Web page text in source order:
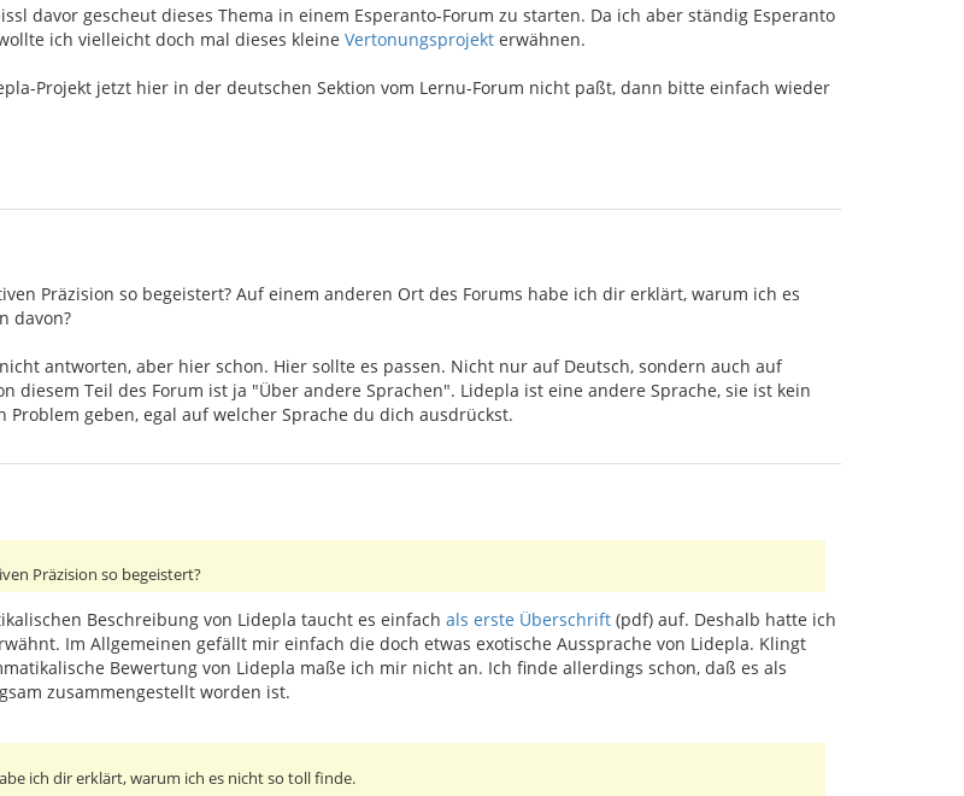
davor gescheut dieses Thema in einem Esperanto-Forum zu starten. Da ich aber ständig Esperanto
ich vielleicht doch mal dieses kleine Vertonungsprojekt erwähnen.
Projekt jetzt hier in der deutschen Sektion vom Lernu-Forum nicht paßt, dann bitte einfach wieder
Präzision so begeistert? Auf einem anderen Ort des Forums habe ich dir erklärt, warum ich es
davon?
antworten, aber hier schon. Hier sollte es passen. Nicht nur auf Deutsch, sondern auch auf
diesem Teil des Forum ist ja "Über andere Sprachen". Lidepla ist eine andere Sprache, sie ist kein
Problem geben, egal auf welcher Sprache du dich ausdrückst.
Präzision so begeistert?
Beschreibung von Lidepla taucht es einfach als erste Überschrift (pdf) auf. Deshalb hatte ich
Im Allgemeinen gefällt mir einfach die doch etwas exotische Aussprache von Lidepla. Klingt
Bewertung von Lidepla maße ich mir nicht an. Ich finde allerdings schon, daß es als
zusammengestellt worden ist.
ich dir erklärt, warum ich es nicht so toll finde.